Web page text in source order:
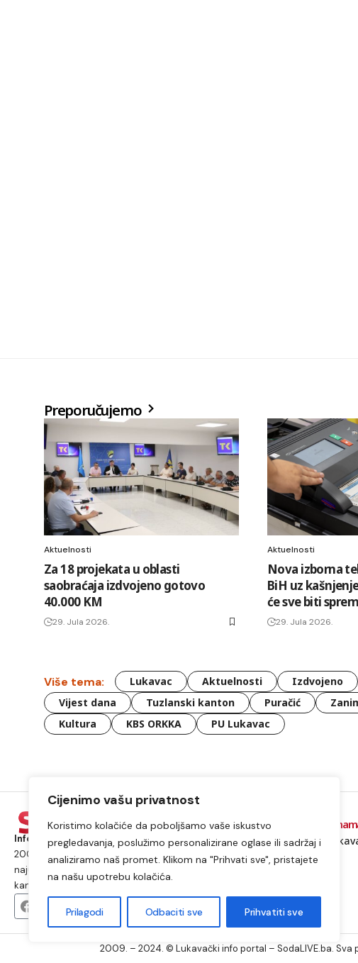
Cijenimo vašu privatnost
Koristimo kolačiće da poboljšamo vaše iskustvo
pregledavanja, poslužimo personalizirane oglase ili sadržaj i
analiziramo naš promet. Klikom na "Prihvati sve", pristajete
na našu upotrebu kolačića.
Prilagodi Odbaciti sve Prihvatiti sve
Preporučujemo
Aktuelnosti
Za 18 projekata u oblasti
saobraćaja izdvojeno gotovo
40.000 KM
29. Jula 2026.
Aktuelnosti
Nova izborna
BiH uz
će sve biti
29. Jula 2026.
Više tema: Lukavac Aktuelnosti Izdvojeno
Vijest dana
Tuzlanski kanton Puračić
Kultura
KBS ORKKA PU Lukavac
Informacije iz Lukavca kojima možete vjerovati.Postojimo od
2009. godine i od tada smo najposjećeniji internet portal i
najutjecajniji medij na području općine Lukavac i Tuzlanskog
kantona.
O
2009. – 2024. © Lukavački info portal – SodaLIVE.ba.